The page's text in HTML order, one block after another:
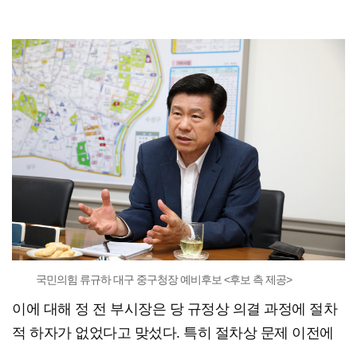
국민의힘 류규하 대구 중구청장 예비후보 <후보 측 제공>
이에 대해 정 전 부시장은 당 규정상 의결 과정에 절차
적 하자가 없었다고 맞섰다. 특히 절차상 문제 이전에